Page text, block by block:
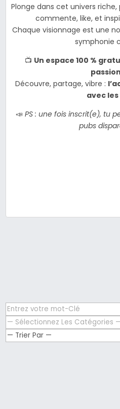
Plonge dans cet univers
commente, like, et
Chaque visionnage est une
symphonie
📺 Un espace 100 %
Découvre, partage, vibre :
avec
📣 PS : une fois inscrit(e), tu
pubs